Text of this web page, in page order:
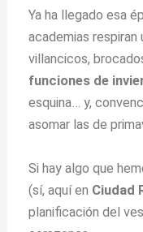
Ya ha llegado esa
academias respiran
villancicos,
funciones de
esquina… y,
asomar las de
Si hay algo que
(sí, aquí en Ciudad
planificación del